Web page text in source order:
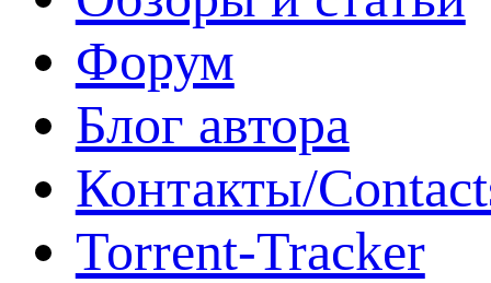
Форум
Блог автора
Контакты/
Torrent-Tracker